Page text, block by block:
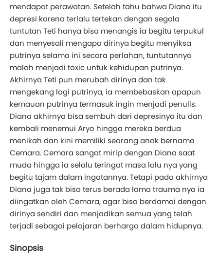
mendapat perawatan. Setelah tahu bahwa Diana itu
depresi karena terlalu tertekan dengan segala
tuntutan Teti hanya bisa menangis ia begitu terpukul
dan menyesali mengapa dirinya begitu menyiksa
putrinya selama ini secara perlahan, tuntutannya
malah menjadi toxic untuk kehidupan putrinya.
Akhirnya Teti pun merubah dirinya dan tak
mengekang lagi putrinya, ia membebaskan apapun
kemauan putrinya termasuk ingin menjadi penulis.
Diana akhirnya bisa sembuh dari depresinya itu dan
kembali menemui Aryo hingga mereka berdua
menikah dan kini memiliki seorang anak bernama
Cemara. Cemara sangat mirip dengan Diana saat
muda hingga ia selalu teringat masa lalu nya yang
begitu tajam dalam ingatannya. Tetapi pada akhirnya
Diana juga tak bisa terus berada lama trauma nya ia
diingatkan oleh Cemara, agar bisa berdamai dengan
dirinya sendiri dan menjadikan semua yang telah
terjadi sebagai pelajaran berharga dalam hidupnya.
Sinopsis